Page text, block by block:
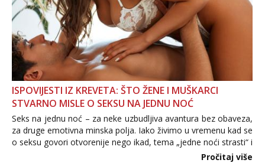
ISPOVIJESTI IZ KREVETA: ŠTO ŽENE I MUŠKARCI
STVARNO MISLE O SEKSU NA JEDNU NOĆ
Seks na jednu noć – za neke uzbudljiva avantura bez obaveza,
za druge emotivna minska polja. Iako živimo u vremenu kad se
o seksu govori otvorenije nego ikad, tema „jedne noći strasti“ i
dalje izaziva burne rasprave. Što zapravo misle žene, a što
Pročitaj više